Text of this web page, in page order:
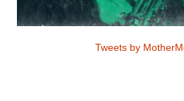
Tweets by